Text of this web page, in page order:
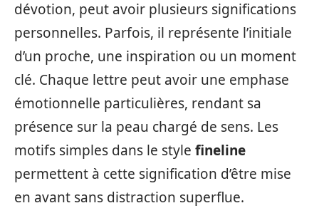
dévotion, peut avoir plusieurs significations
personnelles. Parfois, il représente l’initiale
d’un proche, une inspiration ou un moment
clé. Chaque lettre peut avoir une emphase
émotionnelle particulières, rendant sa
présence sur la peau chargé de sens. Les
motifs simples dans le style fineline
permettent à cette signification d’être mise
en avant sans distraction superflue.